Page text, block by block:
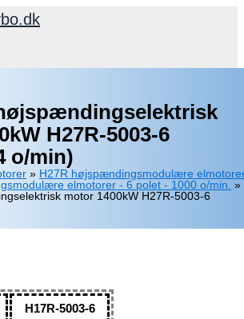
H27R-5003-6
o/min)
» H27R højspændingsmodulære
elmotorer - 6 polet - 1000 o/min. »
motor 1400kW H27R-5003-6
H17R-5003-6